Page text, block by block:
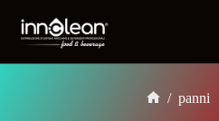
/ panni